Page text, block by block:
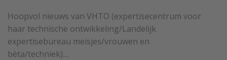
Hoopvol nieuws van VHTO (expertisecentrum voor
haar technische ontwikkeling/Landelijk
expertisebureau meisjes/vrouwen en
bèta/techniek)....